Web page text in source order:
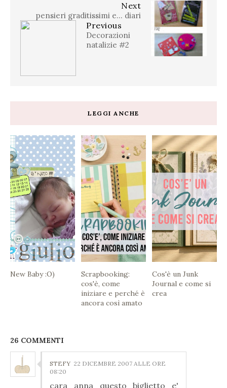
Next
pensieri graditissimi e... diari
Previous
Decorazioni
natalizie #2
LEGGI ANCHE
New Baby :O)
Scrapbooking:
cos'è, come
iniziare e perché è
ancora così amato
Cos'è un Junk
Journal e come si
crea
26 COMMENTI
STEFY 22 DICEMBRE 2007 ALLE ORE
08:20
cara anna questo biglietto e'